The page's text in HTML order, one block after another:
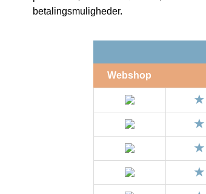
betalingsmuligheder.
Webshop